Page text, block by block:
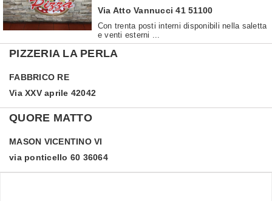
Via Atto Vannucci 41 51100
Con trenta posti interni disponibili nella saletta
e venti esterni ...
PIZZERIA LA PERLA
FABBRICO RE
Via XXV aprile 42042
QUORE MATTO
MASON VICENTINO VI
via ponticello 60 36064